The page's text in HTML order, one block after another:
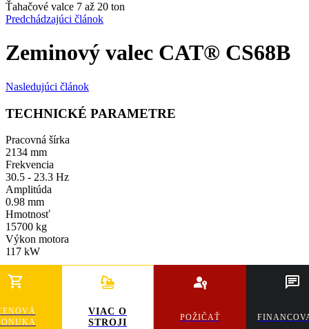
Ťahačové valce 7 až 20 ton
Predchádzajúci článok
Zeminový valec CAT® CS68B
Nasledujúci článok
TECHNICKÉ PARAMETRE
Pracovná šírka
2134 mm
Frekvencia
30.5 - 23.3 Hz
Amplitúda
0.98 mm
Hmotnosť
15700 kg
Výkon motora
117 kW
VIAC O
STROJI
POŽIČAŤ